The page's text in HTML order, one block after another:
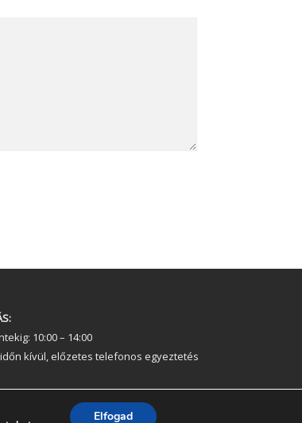
10:00 – 14:00
kívül, előzetes telefonos egyeztetés
30 237 6761 ; +36 30 213 3461
Elfogad